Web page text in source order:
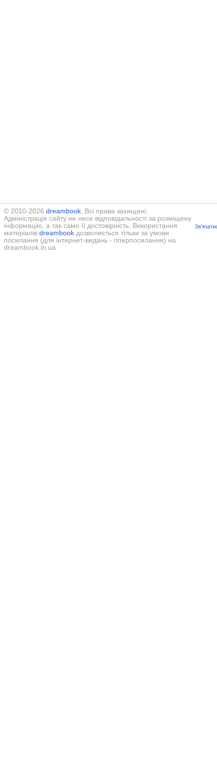
© 2010-2026 dreambook. Всі права захищені.
Адміністрація сайту не несе відповідальності за розміщену
інформацію, а так само її достовірність. Використання
матеріалів dreambook дозволяється тільки за умови
посилання (для інтернет-видань - гіперпосилання) на
dreambook.in.ua.